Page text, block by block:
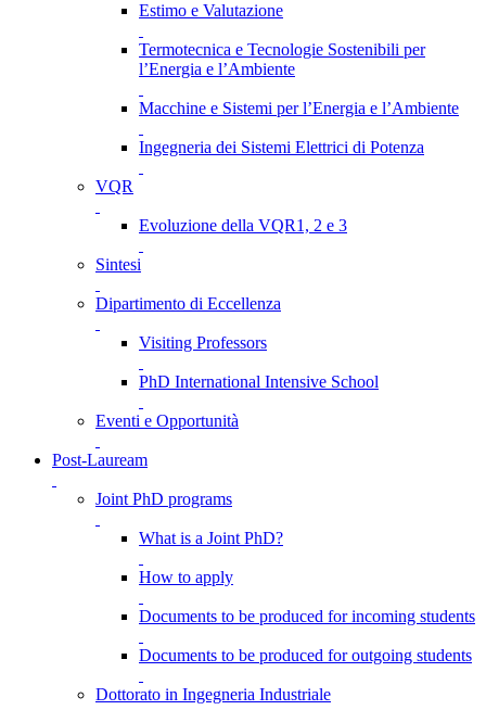
Estimo e Valutazione
Termotecnica e Tecnologie Sostenibili per
l’Energia e l’Ambiente
Macchine e Sistemi per l’Energia e l’Ambiente
Ingegneria dei Sistemi Elettrici di Potenza
VQR
Evoluzione della VQR1, 2 e 3
Sintesi
Dipartimento di Eccellenza
Visiting Professors
PhD International Intensive School
Eventi e Opportunità
Post-Lauream
Joint PhD programs
What is a Joint PhD?
How to apply
Documents to be produced for incoming students
Documents to be produced for outgoing students
Dottorato in Ingegneria Industriale